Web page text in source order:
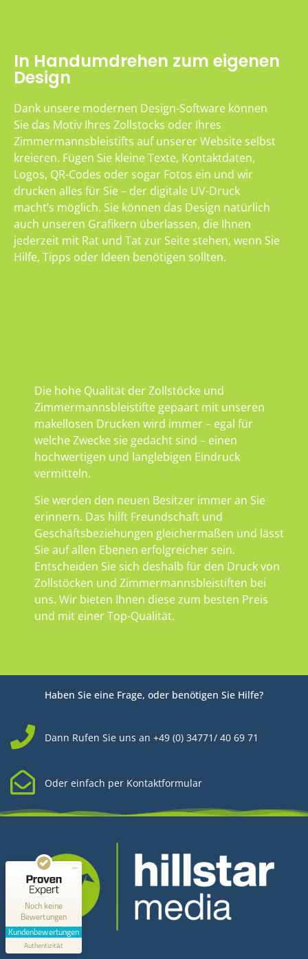
In Handumdrehen zum eigenen
Design
Dank unsere modernen Design-Software können
Sie das Motiv Ihres Zollstocks oder Ihres
Zimmermannsbleistifts auf unserer Website selbst
kreieren. Fügen Sie kleine Texte, Kontaktdaten,
Logos, QR-Codes oder sogar Fotos ein und wir
drucken alles für Sie – der digitale UV-Druck
macht’s möglich. Sie können das Design natürlich
auch unseren Grafikern überlassen, die Ihnen
jederzeit mit Rat und Tat zur Seite stehen, wenn Sie
Hilfe, Tipps oder Ideen benötigen sollten.
Die hohe Qualität der Zollstöcke und
Zimmermannsbleistifte gepaart mit unseren
makellosen Drucken wird immer – egal für
welche Zwecke sie gedacht sind – einen
hochwertigen und langlebigen Eindruck
vermitteln.
Sie werden den neuen Besitzer immer an Sie
erinnern. Das hilft Freundschaft und
Geschäftsbeziehungen gleichermaßen und lässt
Sie auf allen Ebenen erfolgreicher sein.
Entscheiden Sie sich deshalb für den Druck von
Zollstöcken und Zimmermannsbleistiften bei
uns. Wir bieten Ihnen diese zum besten Preis
und mit einer Top-Qualität.
Haben Sie eine Frage, oder benötigen Sie Hilfe?
Dann Rufen Sie uns an +49 (0) 34771/ 40 69 71
Oder einfach per Kontaktformular
Kontakt
Noch keine
Bewertungen
Kundenbewertungen
Authentizität
MANGELHAFT
0,00 / 5,00
Erfahren Sie mehr über dieses Bewertungssiegel
Profil ansehen